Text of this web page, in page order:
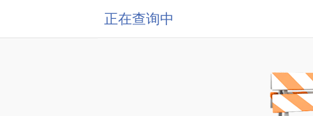
正在查询中